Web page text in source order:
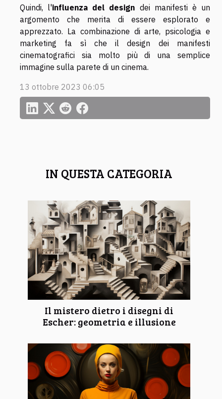
IN QUESTA CATEGORIA
Il mistero dietro i disegni di
Escher: geometria e illusione
Quindi, l'influenza del design dei manifesti è un
argomento che merita di essere esplorato e
apprezzato. La combinazione di arte, psicologia e
marketing fa sì che il design dei manifesti
cinematografici sia molto più di una semplice
immagine sulla parete di un cinema.
13 ottobre 2023 06:05